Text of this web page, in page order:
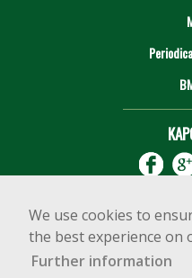
We use cookies to
the best experience on
Further information